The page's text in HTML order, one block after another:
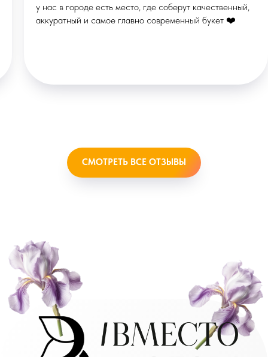
у нас в городе есть место, где соберут качественный,
аккуратный и самое главно современный букет ❤️
СМОТРЕТЬ ВСЕ ОТЗЫВЫ